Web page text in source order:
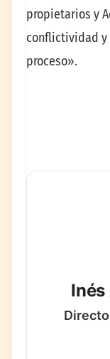
propietarios y
conflictividad y
proceso».